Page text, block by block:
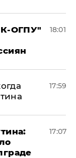
ОГПУ"
18:01
17:59
17:07